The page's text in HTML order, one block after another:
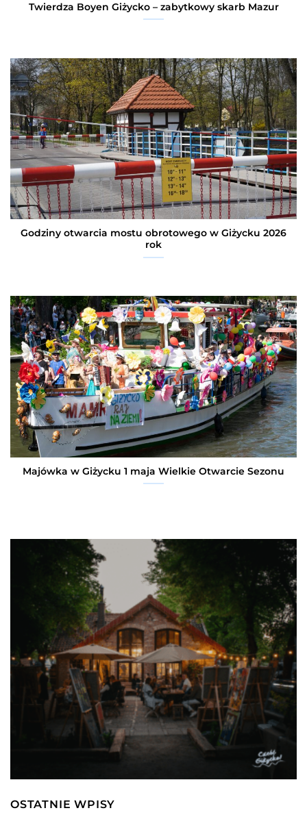
Twierdza Boyen Giżycko – zabytkowy skarb Mazur
Godziny otwarcia mostu obrotowego w Giżycku 2026
rok
Majówka w Giżycku 1 maja Wielkie Otwarcie Sezonu
OSTATNIE WPISY